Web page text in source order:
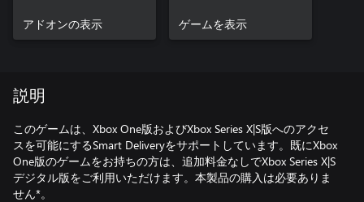
アドオンの表示
ゲームを表示
説明
このゲームは、Xbox One版およびXbox Series X|S版へのアクセ
スを可能にするSmart Deliveryをサポートしています。既にXbox
One版のゲームをお持ちの方は、追加料金なしでXbox Series X|S
デジタル版をご利用いただけます。本製品の購入は必要ありま
せん*。